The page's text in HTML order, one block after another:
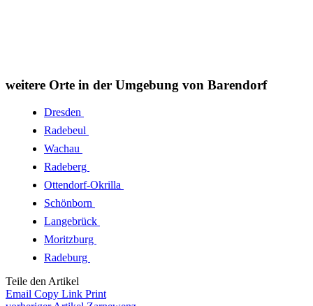
weitere Orte in der Umgebung von Barendorf
Dresden
Radebeul
Wachau
Radeberg
Ottendorf-Okrilla
Schönborn
Langebrück
Moritzburg
Radeburg
Teile den Artikel
Email Copy Link Print